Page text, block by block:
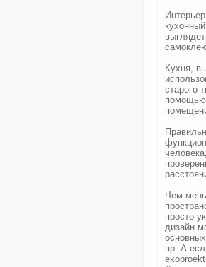
Кухня,
старого
помощью
Чем
просто
дизайн
пр. А